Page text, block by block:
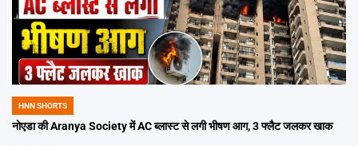
POSTED
IN
HNN SHORTS
नोएडा की Aranya Society में AC ब्लास्ट से लगी भीषण आग, 3 फ्लैट जलकर खाक